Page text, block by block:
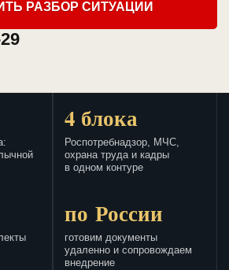
РАЗБОР СИТУАЦИИ
4 блока
Роспотребнадзор, МЧС,
охрана труда и кадры
в одном контуре
по России
готовим документы
удаленно и сопровождаем
внедрение